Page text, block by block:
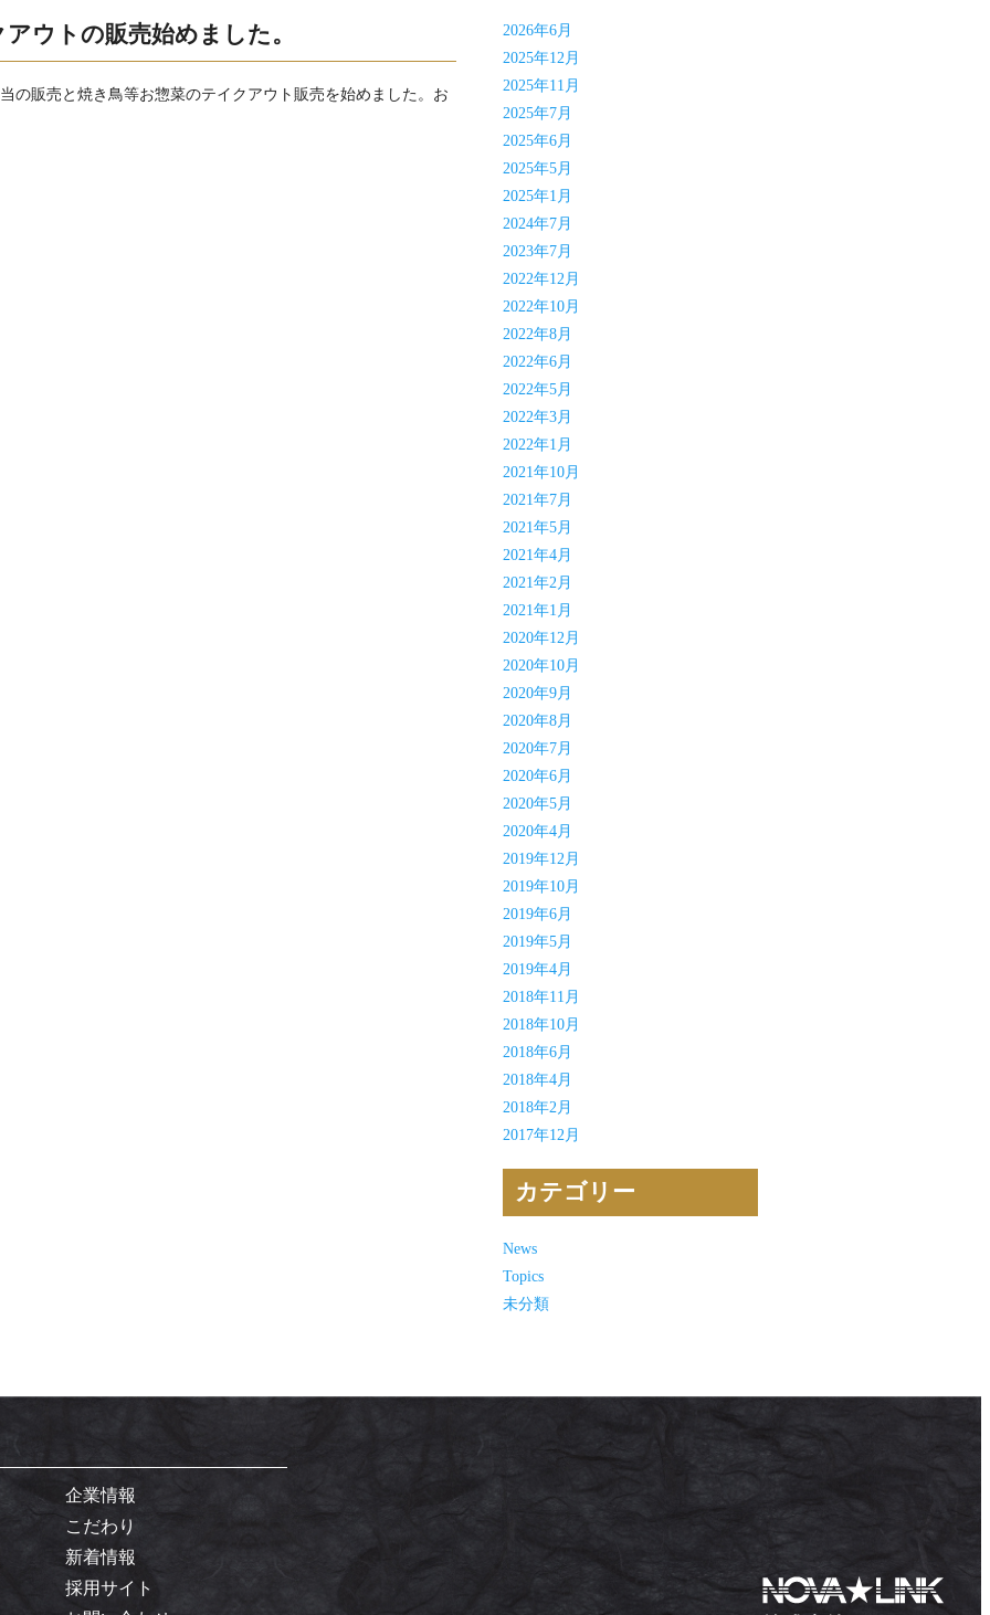
ウトの販売始めました。
販売と焼き鳥等お惣菜のテイクアウト販売を始めました。お
2026年6月
2025年12月
2025年11月
2025年7月
2025年6月
2025年5月
2025年1月
2024年7月
2023年7月
2022年12月
2022年10月
2022年8月
2022年6月
2022年5月
2022年3月
2022年1月
2021年10月
2021年7月
2021年5月
2021年4月
2021年2月
2021年1月
2020年12月
2020年10月
2020年9月
2020年8月
2020年7月
2020年6月
2020年5月
2020年4月
2019年12月
2019年10月
2019年6月
2019年5月
2019年4月
2018年11月
2018年10月
2018年6月
2018年4月
2018年2月
2017年12月
カテゴリー
News
Topics
未分類
企業情報
こだわり
新着情報
採用サイト